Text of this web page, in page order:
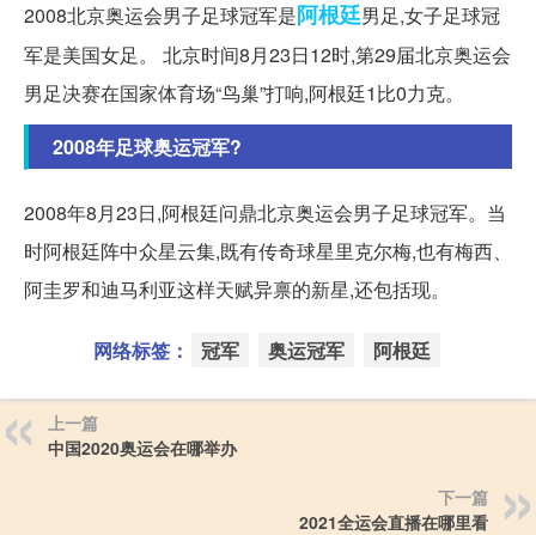
2008北京奥运会男子足球冠军是阿根廷男足,女子足球冠
军是美国女足。 北京时间8月23日12时,第29届北京奥运会
男足决赛在国家体育场“鸟巢”打响,阿根廷1比0力克。
2008年足球奥运冠军?
2008年8月23日,阿根廷问鼎北京奥运会男子足球冠军。当
时阿根廷阵中众星云集,既有传奇球星里克尔梅,也有梅西、
阿圭罗和迪马利亚这样天赋异禀的新星,还包括现。
网络标签： 冠军 奥运冠军 阿根廷
上一篇
中国2020奥运会在哪举办
下一篇
2021全运会直播在哪里看